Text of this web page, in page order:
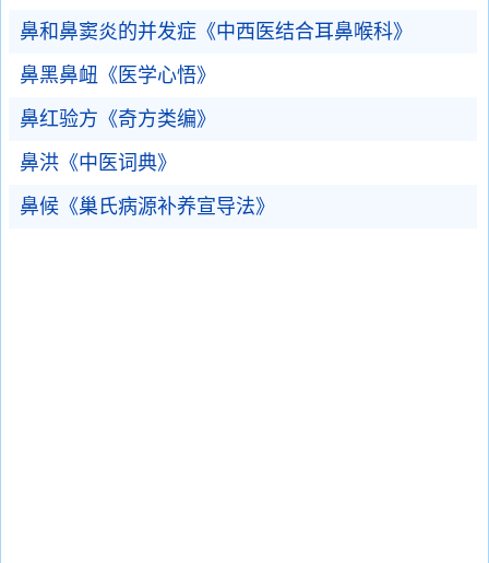
鼻和鼻窦炎的并发症《中西医结合耳鼻喉科》
鼻黑鼻衄《医学心悟》
鼻红验方《奇方类编》
鼻洪《中医词典》
鼻候《巢氏病源补养宣导法》